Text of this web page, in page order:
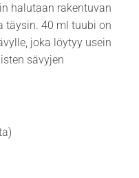
halutaan rakentuvan
täysin. 40 ml tuubi on
joka löytyy usein
sävyjen